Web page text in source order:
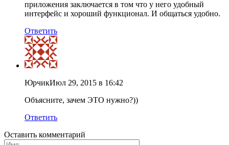
приложения заключается в том что у него удобный
интерфейс и хороший функционал. И общаться удобно.
Ответить
ЮрчикИюл 29, 2015 в 16:42
Объясните, зачем ЭТО нужно?))
Ответить
Оставить комментарий